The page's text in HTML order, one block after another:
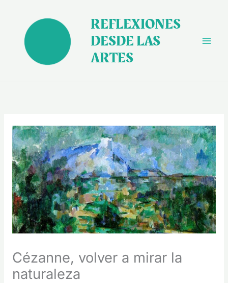
contenido
REFLEXIONES
DESDE LAS
ARTES
Cézanne, volver a mirar la
naturaleza